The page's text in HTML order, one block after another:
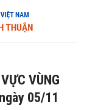
VÙNG
05/11